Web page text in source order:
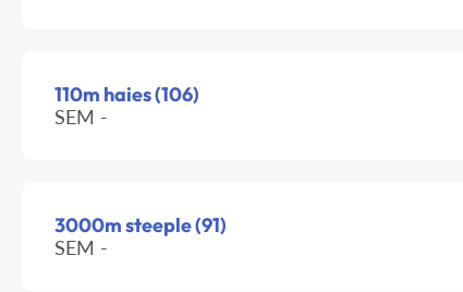
110m haies (106)
SEM -
3000m steeple (91)
SEM -